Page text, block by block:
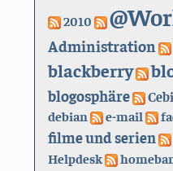
2010
Administration
blackberry
blogosphäre
debian e-mail
filme und serien
Helpdesk